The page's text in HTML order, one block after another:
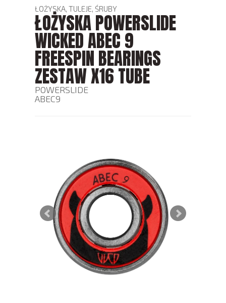
ŁOŻYSKA, TULEJE, ŚRUBY
ŁOŻYSKA POWERSLIDE
WICKED ABEC 9
FREESPIN BEARINGS
ZESTAW X16 TUBE
POWERSLIDE
ABEC9